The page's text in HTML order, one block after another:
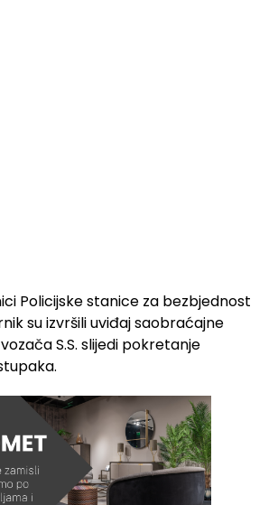
Policijske stanice za bezbjednost
su izvršili uviđaj saobraćajne
S.S. slijedi pokretanje